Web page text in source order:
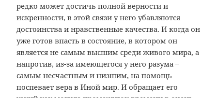
редко может достичь полной верности и
искренности, в этой связи у него убавляются
достоинства и нравственные качества. И когда он
уже готов впасть в состояние, в котором он
является не самым высшим среди живого мира, а
напротив, из-за имеющегося у него разума –
самым несчастным и низшим, на помощь
поспевает вера в Иной мир. И обращает его